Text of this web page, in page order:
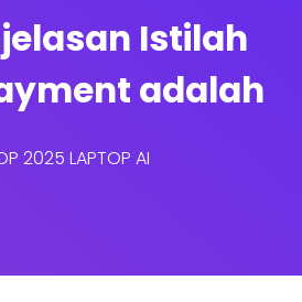
Istilah
adalah
2025 LAPTOP AI